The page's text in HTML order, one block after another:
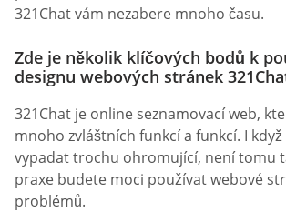
321Chat vám nezabere mnoho času.
Zde je několik klíčových bodů k
designu webových stránek
321Chat je online seznamovací web,
mnoho zvláštních funkcí a funkcí. I
vypadat trochu ohromující, není tomu
praxe budete moci používat webové
problémů.